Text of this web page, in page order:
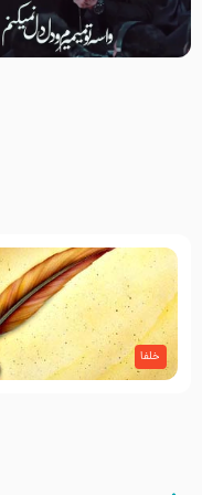
مصداق کربلا – حاج حسین سیب
خلفا